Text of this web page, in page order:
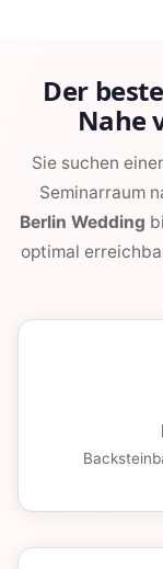
Der
Nahe
Sie suchen
Seminarraum
Berlin Wedding
optimal